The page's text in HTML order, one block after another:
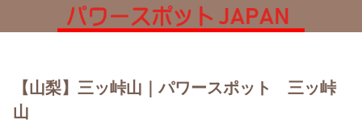
【山梨】三ッ峠山｜パワースポット 三ッ峠
山